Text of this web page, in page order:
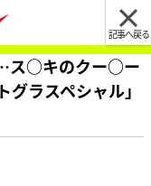
記事へ戻る
ス○キのクー○ー
ラスペシャル」